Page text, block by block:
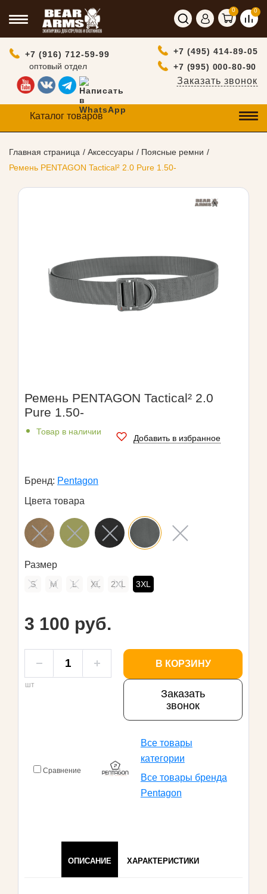
0 0
+7 (916) 712-59-99
оптовый отдел
+7 (495) 414-89-05
+7 (995) 000-80-90
Заказать звонок
Каталог товаров
Главная страница Аксессуары
Поясные ремни
Ремень PENTAGON Tactical² 2.0 Pure 1.50-
Ремень PENTAGON Tactical² 2.0
Pure 1.50-
Товар в наличии
Добавить в избранное
Бренд: Pentagon
Цвета товара
Размер
S M L XL 2XL 3XL
3 100 руб.
шт
В КОРЗИНУ
Заказать
звонок
Сравнение
Все товары
категории
Все товары бренда
Pentagon
ОПИСАНИЕ ХАРАКТЕРИСТИКИ